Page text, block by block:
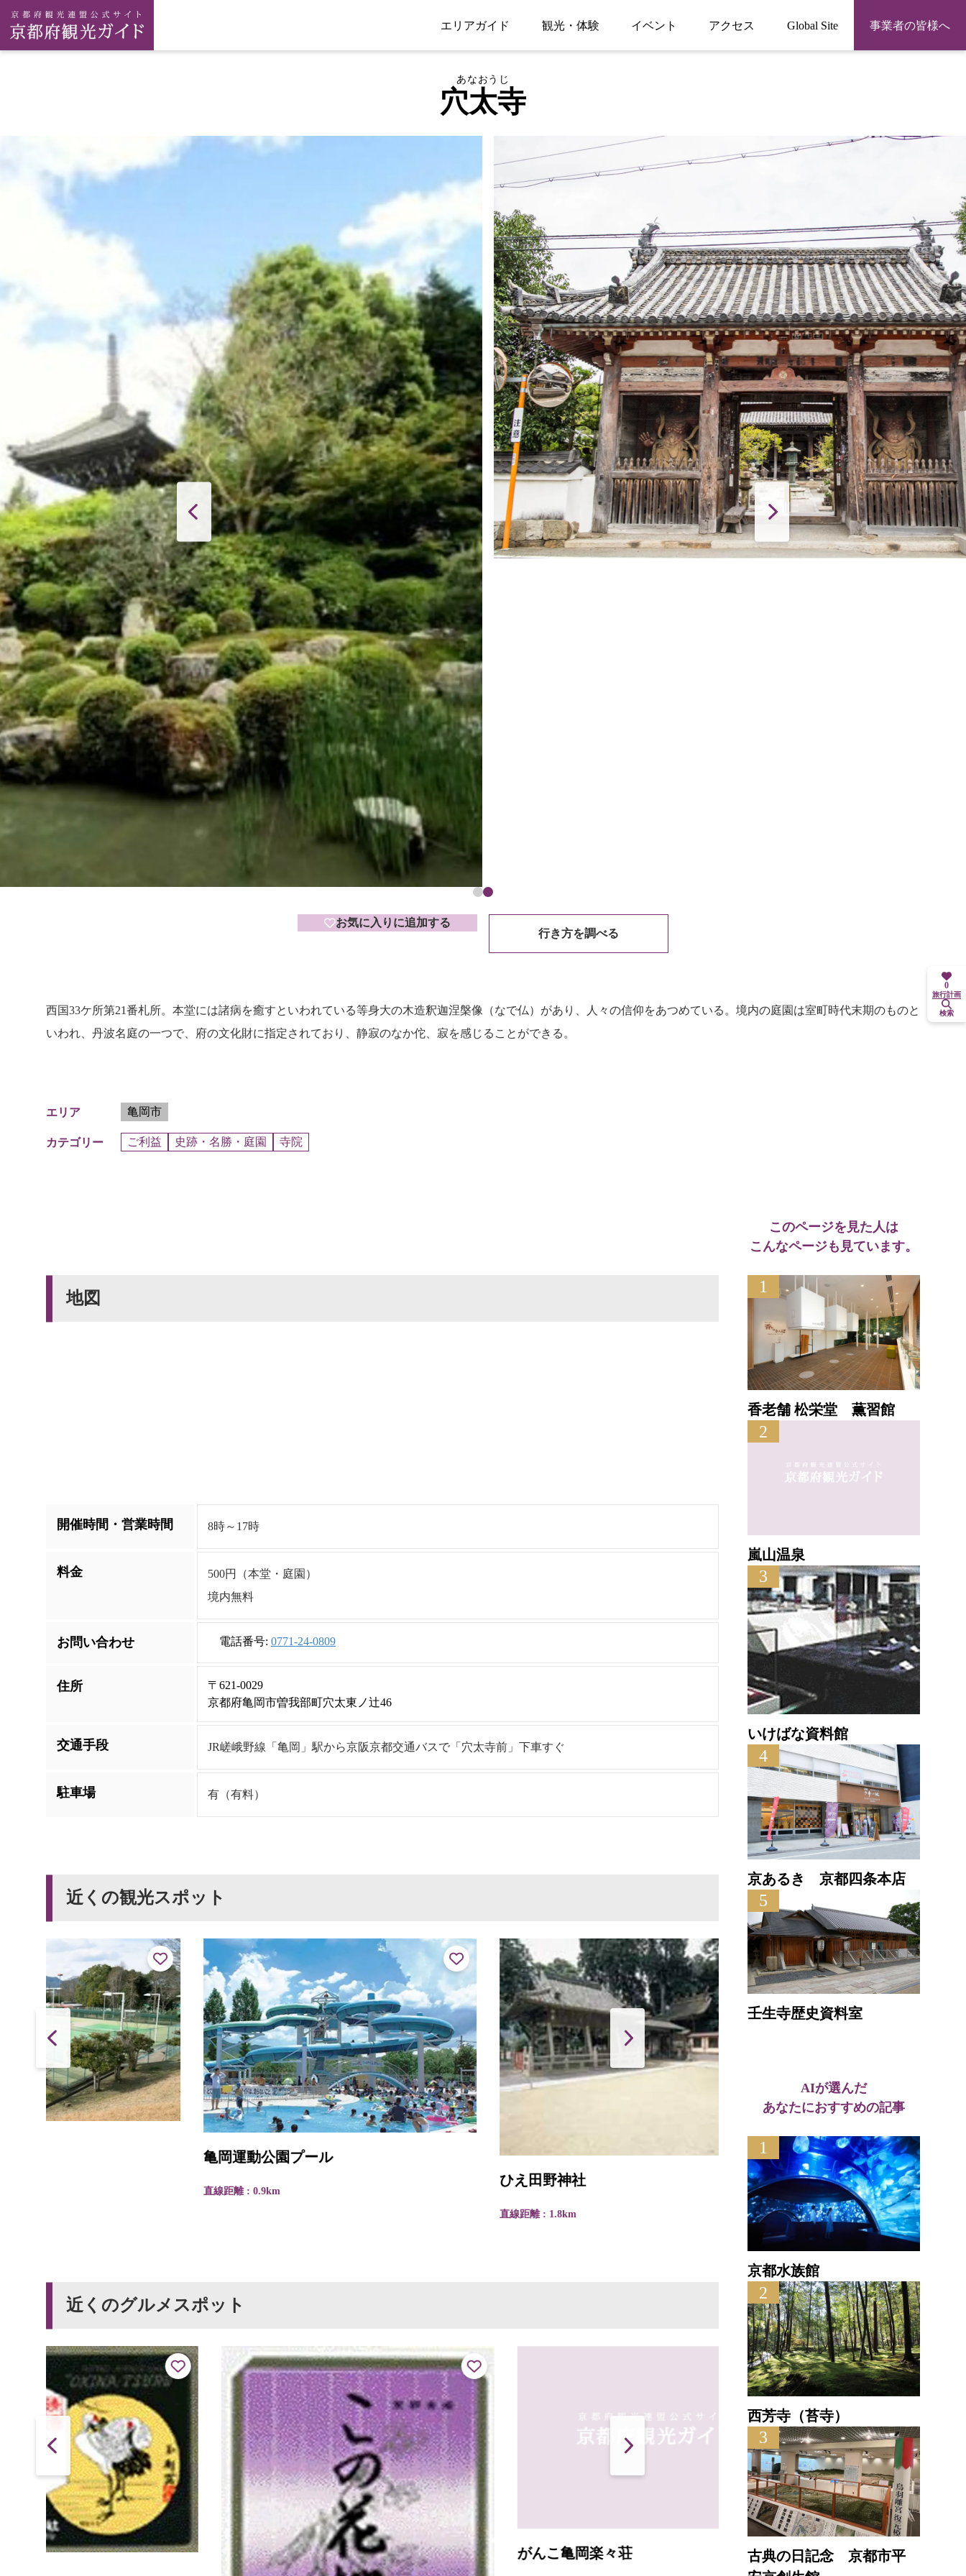
エリアガイド 観光・体験 イベント アクセス Global Site 事業者の皆様へ
穴太寺
あなおうじ
お気に入りに追加する
行き方を調べる
西国33ケ所第21番札所。本堂には諸病を癒すといわれている等身大の木造釈迦涅槃像（なで仏）があり、人々の信仰をあつめている。境内の庭園は室町時代末期のものと
いわれ、丹波名庭の一つで、府の文化財に指定されており、静寂のなか佗、寂を感じることができる。
エリア 亀岡市
カテゴリー ご利益 史跡・名勝・庭園 寺院
地図
開催時間・営業時間 8時～17時
料金
500円（本堂・庭園）
境内無料
お問い合わせ 電話番号: 0771-24-0809
住所
〒621-0029
京都府亀岡市曽我部町穴太東ノ辻46
交通手段 JR嵯峨野線「亀岡」駅から京阪京都交通バスで「穴太寺前」下車すぐ
駐車場 有（有料）
近くの観光スポット
近くのグルメスポット
がんこ亀岡楽々荘 おもてなしの宿 渓山閣
このページを見た人は
こんなページも見ています。
1
香老舗 松栄堂 薫習館
2
嵐山温泉
3
いけばな資料館
4
京あるき 京都四条本店
5
壬生寺歴史資料室
AIが選んだ
あなたにおすすめの記事
1
京都水族館
2
西芳寺（苔寺）
3
古典の日記念 京都市平
0
旅行計画
検索